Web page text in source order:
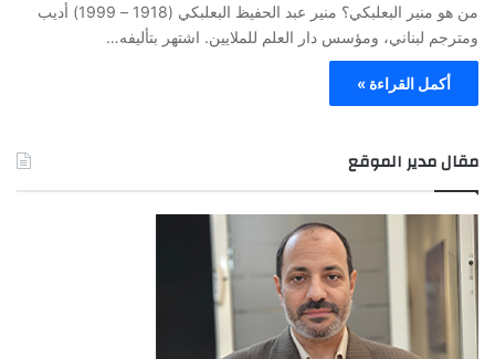
من هو منير البعلبكي؟ منير عبد الحفيظ البعلبكي (1918 – 1999) أديب
ومترجم لبناني، ومؤسس دار العلم للملايين. اشتهر بتأليفه…
أكمل القراءة »
مقال مدير الموقع